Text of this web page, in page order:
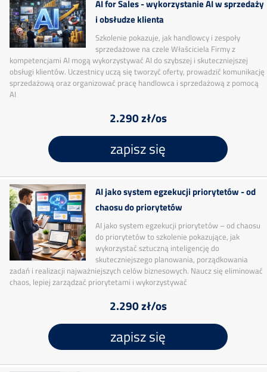
AI for Sales - wykorzystanie AI w sprzedaży
i obsłudze klienta
Szkolenie pokazuje, jak handlowcy i zespoły
sprzedażowe na czele Właściciela Firmy z
kompetencjami AI mogą wykorzystywać AI do szybszej i skuteczniejszej
obsługi klientów. Uczestnicy uczą się tworzyć oferty, prowadzić komunikację
sprzedażową oraz organizować pracę handlowca i sprzedażową z pomocą
AI
2.290 zł/os
zapisz się
AI jako system egzekucji priorytetów - od
chaosu do priorytetów
AI jako system egzekucji priorytetów – od chaosu
do priorytetów to szkolenie pokazujące, jak
wykorzystać sztuczną inteligencję do
skuteczniejszego planowania, porządkowania
zadań i realizacji najważniejszych celów biznesowych. Naucz się eliminować
chaos, lepiej zarządzać priorytetami i wykorzystywać
2.290 zł/os
zapisz się